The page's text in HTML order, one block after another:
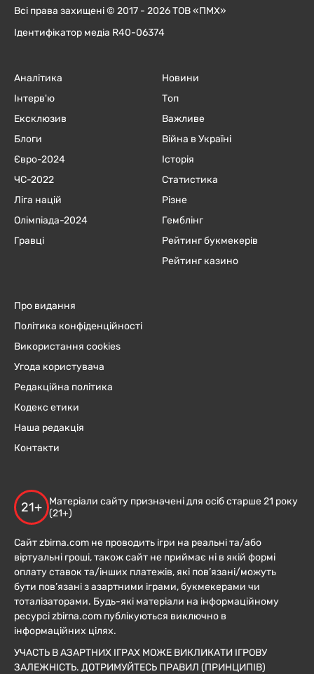
Всі права захищені © 2017 - 2026 ТОВ «ПМХ»
Ідентифікатор медіа R40-06374
Аналітика
Інтерв'ю
Ексклюзив
Блоги
Євро-2024
ЧC-2022
Ліга націй
Олімпіада-2024
Гравці
Новини
Топ
Важливе
Війна в Україні
Історія
Статистика
Різне
Гемблінг
Рейтинг букмекерів
Рейтинг казино
Про видання
Політика конфіденційності
Використання cookies
Угода користувача
Редакційна політика
Кодекс етики
Наша редакція
Контакти
21+
Матеріали сайту призначені для осіб старше 21 року
(21+)
Сайт zbirna.com не проводить ігри на реальні та/або
віртуальні гроші, також сайт не приймає ні в якій формі
оплату ставок та/інших платежів, які пов’язані/можуть
бути пов’язані з азартними іграми, букмекерами чи
тоталізаторами. Будь-які матеріали на інформаційному
ресурсі zbirna.com публікуються виключно в
інформаційних цілях.
УЧАСТЬ В АЗАРТНИХ ІГРАХ МОЖЕ ВИКЛИКАТИ ІГРОВУ
ЗАЛЕЖНІСТЬ. ДОТРИМУЙТЕСЬ ПРАВИЛ (ПРИНЦИПІВ)